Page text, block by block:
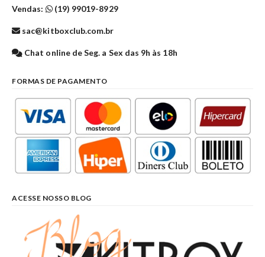
Vendas: (19) 99019-8929
sac@kitboxclub.com.br
Chat online de Seg. a Sex das 9h às 18h
FORMAS DE PAGAMENTO
ACESSE NOSSO BLOG